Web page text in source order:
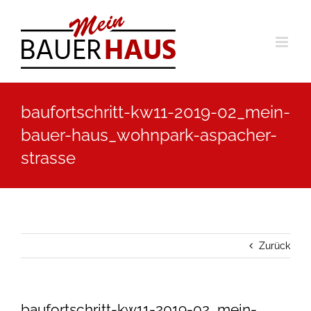
Inhalt
springen
baufortschritt-kw11-2019-02_mein-
bauer-haus_wohnpark-aspacher-
strasse
Zurück